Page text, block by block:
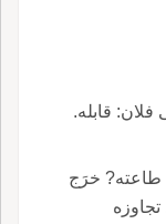
قابله.
طاعته? خرَج